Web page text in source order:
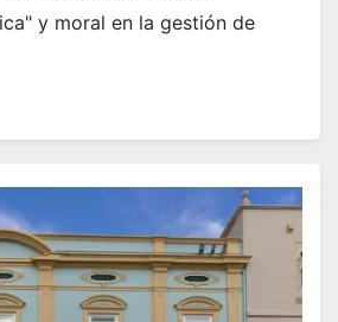
y moral en la gestión de